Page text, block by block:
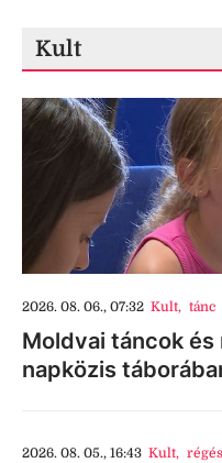
Kult
2026. 08. 06., 07:32 Kult, tánc
Moldvai táncok és
napközis
2026. 08. 05., 16:43 Kult,